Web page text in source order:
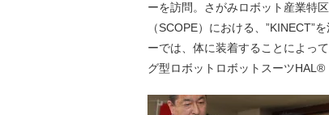
ーを訪問。さがみロボット産業特
（SCOPE）における、”KINECT”
ーでは、体に装着することによっ
グ型ロボットロボットスーツHAL®